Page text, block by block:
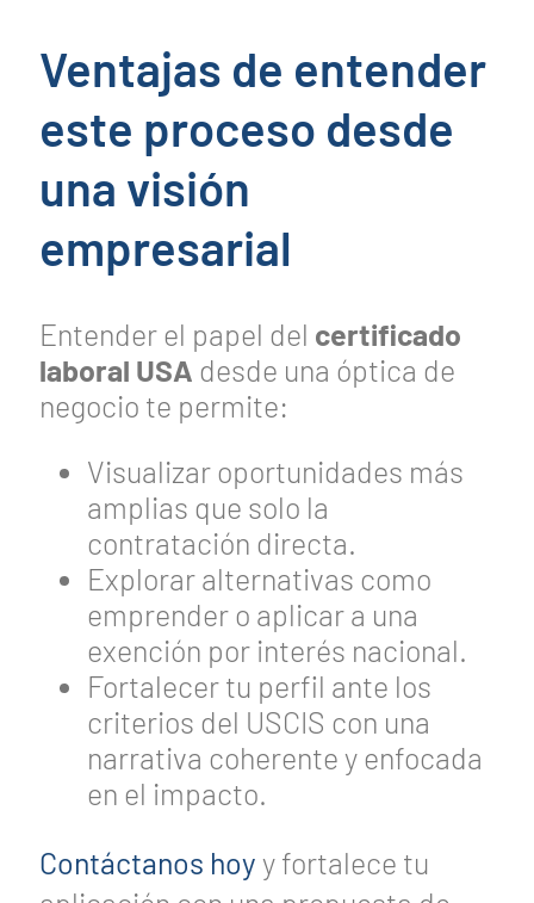
Ventajas de entender
este proceso desde
una visión
empresarial
Entender el papel del certificado
laboral USA desde una óptica de
negocio te permite:
Visualizar oportunidades más
amplias que solo la
contratación directa.
Explorar alternativas como
emprender o aplicar a una
exención por interés nacional.
Fortalecer tu perfil ante los
criterios del USCIS con una
narrativa coherente y enfocada
en el impacto.
Contáctanos hoy y fortalece tu